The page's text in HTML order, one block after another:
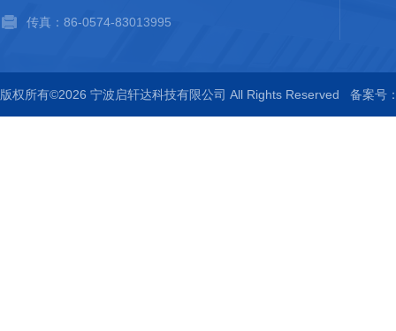
传真：86-0574-83013995
版权所有©2026 宁波启轩达科技有限公司 All Rights Reserved 备案号